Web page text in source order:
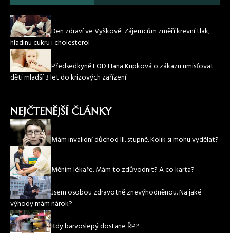
Den zdraví ve Vyškově: Zájemcům změří krevní tlak,
hladinu cukru i cholesterol
Předsedkyně FOD Hana Kupková o zákazu umisťovat
děti mladší 3 let do krizových zařízení
NEJČTENĚJŠÍ ČLÁNKY
Mám invalidní důchod III. stupně. Kolik si mohu vydělat?
Měním lékaře. Mám to zdůvodnit? A co karta?
Jsem osobou zdravotně znevýhodněnou. Na jaké
výhody mám nárok?
Kdy barvoslepý dostane ŘP?